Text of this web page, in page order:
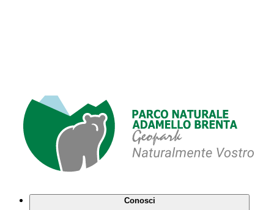
Conosci